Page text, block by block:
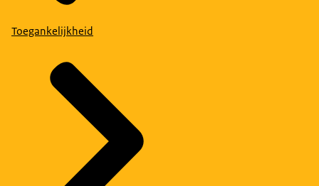
Toegankelijkheid